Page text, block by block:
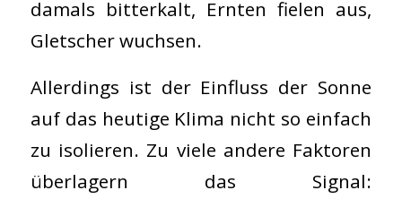
damals bitterkalt, Ernten fielen aus,
Gletscher wuchsen.
Allerdings ist der Einfluss der Sonne
auf das heutige Klima nicht so einfach
zu isolieren. Zu viele andere Faktoren
überlagern das Signal: